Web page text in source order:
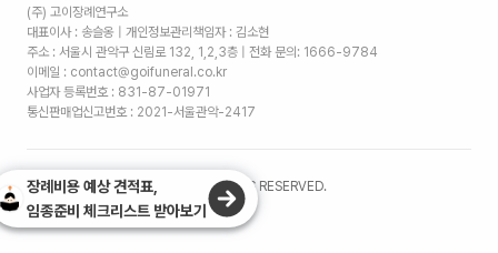
(주) 고이장례연구소
대표이사 : 송슬옹 | 개인정보관리책임자 : 김소현
주소 : 서울시 관악구 신림로 132, 1,2,3층 | 전화 문의: 1666-9784
이메일 : contact@goifuneral.co.kr
사업자 등록번호 : 831-87-01971
통신판매업신고번호 : 2021-서울관악-2417
©2026. (주)고이장례연구소 ALL RIGHTS RESERVED.
장례비용 예상 견적표,
임종준비 체크리스트 받아보기